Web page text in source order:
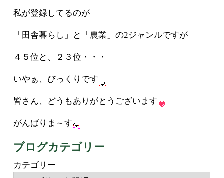
私が登録してるのが
「田舎暮らし」と「農業」の2ジャンルですが
４５位と、２３位・・・
いやぁ、びっくりです
皆さん、どうもありがとうございます
がんばりま～す
ブログカテゴリー
カテゴリー